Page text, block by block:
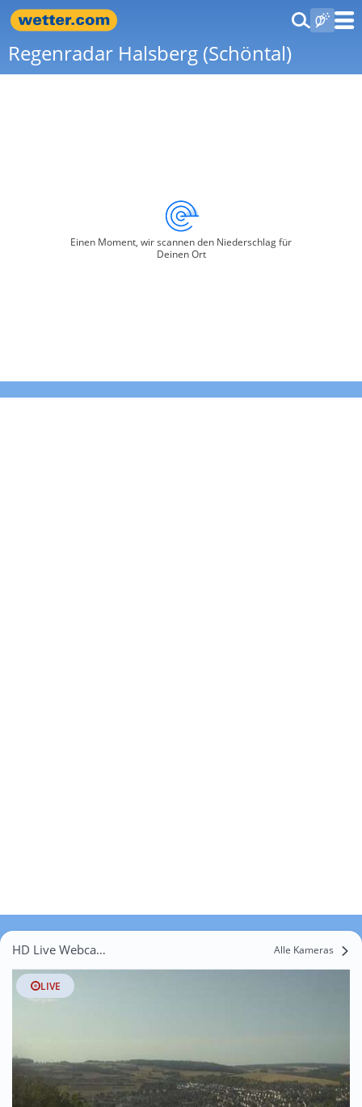
Regenradar Halsberg (Schöntal)
Einen Moment, wir scannen den Niederschlag für
Deinen Ort
HD Live Webcams Halsberg Alle Kameras
LIVE